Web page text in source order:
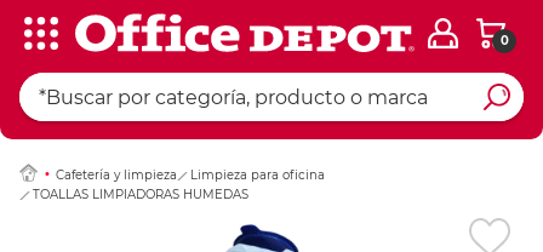
0
Cafetería y limpieza
Limpieza para oficina
TOALLAS LIMPIADORAS HUMEDAS
Ingresar Codigo